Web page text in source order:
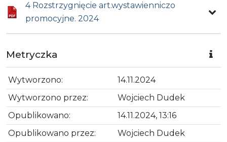
4 Rozstrzygnięcie art.wystawienniczo
promocyjne. 2024
Metryczka
Wytworzono:
14.11.2024
Wytworzono przez:
Wojciech Dudek
Opublikowano:
14.11.2024, 13:16
Opublikowano przez:
Wojciech Dudek